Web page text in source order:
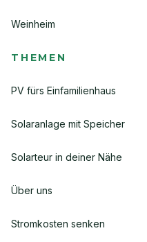
Weinheim
THEMEN
PV fürs Einfamilienhaus
Solaranlage mit Speicher
Solarteur in deiner Nähe
Über uns
Stromkosten senken